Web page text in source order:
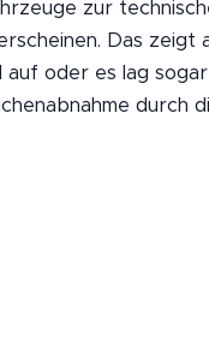
zur
Das zeigt
oder es lag
durch